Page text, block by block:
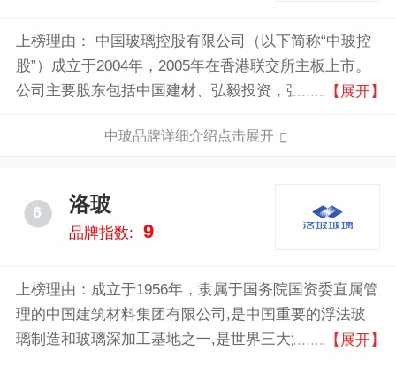
上榜理由： 中国玻璃控股有限公司（以下简称“中玻控
股”）成立于2004年，2005年在香港联交所主板上市。
公司主要股东包括中国建材、弘毅投资，强大的股东背
产基地和一个研发中心，员工4000多人。中玻控股现拥
拥有光伏压延玻璃生产线及其配套深加工线、离线低辐
射镀膜玻璃生产线。辖下生产基地位于或靠近主要消费
中心，或邻近能源、资源产地，享有独特的市场竞争优
【展开】
中玻品牌详细介绍点击展开
6 洛玻
品牌指数: 9
上榜理由：成立于1956年，隶属于国务院国资委直属管
理的中国建筑材料集团有限公司,是中国重要的浮法玻
璃制造和玻璃深加工基地之一,是世界三大浮法玻璃工
【展开】